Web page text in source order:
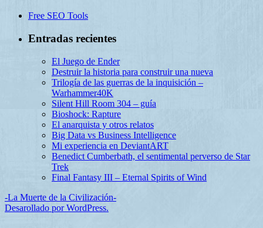
Free SEO Tools
Entradas recientes
El Juego de Ender
Destruir la historia para construir una nueva
Trilogía de las guerras de la inquisición –
Warhammer40K
Silent Hill Room 304 – guía
Bioshock: Rapture
El anarquista y otros relatos
Big Data vs Business Intelligence
Mi experiencia en DeviantART
Benedict Cumberbath, el sentimental perverso de Star
Trek
Final Fantasy III – Eternal Spirits of Wind
-La Muerte de la Civilización-
Desarollado por WordPress.